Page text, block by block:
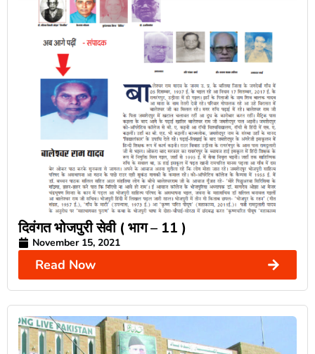
दिवंगत भोजपुरी सेवी ( भाग – 11 )
November 15, 2021
Read Now